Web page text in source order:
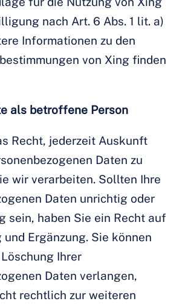
nach Art. 6 Abs. 1 lit. a)
Informationen zu den
von Xing finden
als betroffene Person
Recht, jederzeit Auskunft
Daten zu
wir verarbeiten. Sollten Ihre
Daten unrichtig oder
sein, haben Sie ein Recht auf
Ergänzung. Sie können
Ihrer
Daten verlangen,
rechtlich zur weiteren